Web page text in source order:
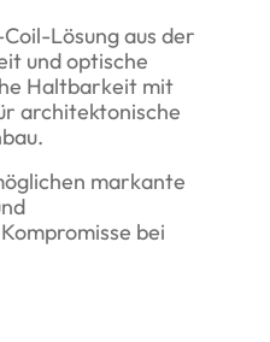
Lösung aus der
und optische
Haltbarkeit mit
architektonische
markante
bei